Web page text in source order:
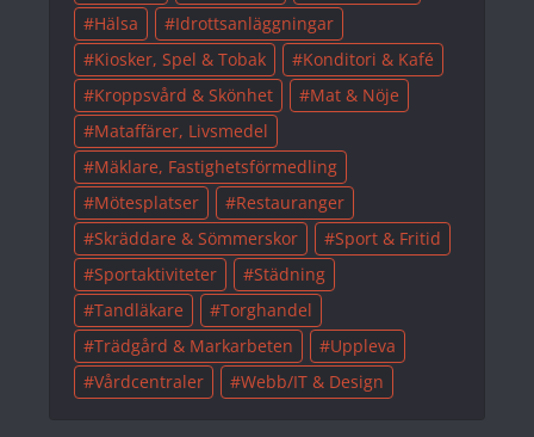
Hälsa
Idrottsanläggningar
Kiosker, Spel & Tobak
Konditori & Kafé
Kroppsvård & Skönhet
Mat & Nöje
Mataffärer, Livsmedel
Mäklare, Fastighetsförmedling
Mötesplatser
Restauranger
Skräddare & Sömmerskor
Sport & Fritid
Sportaktiviteter
Städning
Tandläkare
Torghandel
Trädgård & Markarbeten
Uppleva
Vårdcentraler
Webb/IT & Design